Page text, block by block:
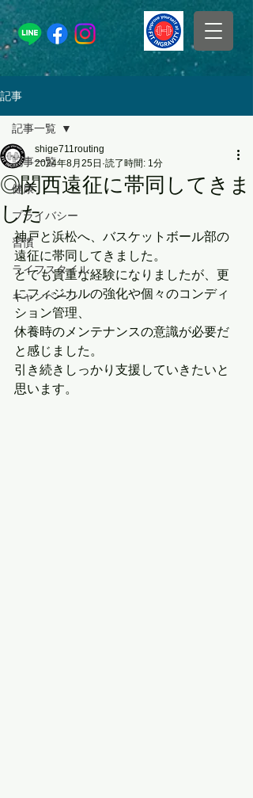
記事
記事一覧
健康
プライバシー
習慣
ライフスタイル
キャンペーン
記事一覧
◎関西遠征に帯同してきま
した
shige711routing
2024年8月25日 読了時間: 1分
神戸と浜松へ、バスケットボール部の
遠征に帯同してきました。
とても貴重な経験になりましたが、更
にフィジカルの強化や個々のコンディ
ション管理、
休養時のメンテナンスの意識が必要だ
と感じました。
引き続きしっかり支援していきたいと
思います。